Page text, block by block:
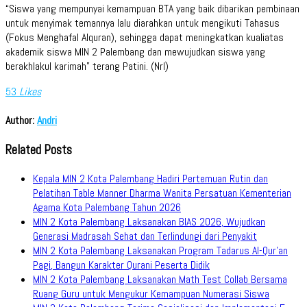
“Siswa yang mempunyai kemampuan BTA yang baik dibarikan pembinaan
untuk menyimak temannya lalu diarahkan untuk mengikuti Tahasus
(Fokus Menghafal Alquran), sehingga dapat meningkatkan kualiatas
akademik siswa MIN 2 Palembang dan mewujudkan siswa yang
berakhlakul karimah” terang Patini. (Nrl)
53 Likes
Author:Andri
Related Posts
Kepala MIN 2 Kota Palembang Hadiri Pertemuan Rutin dan
Pelatihan Table Manner Dharma Wanita Persatuan Kementerian
Agama Kota Palembang Tahun 2026
MIN 2 Kota Palembang Laksanakan BIAS 2026, Wujudkan
Generasi Madrasah Sehat dan Terlindungi dari Penyakit
MIN 2 Kota Palembang Laksanakan Program Tadarus Al-Qur’an
Pagi, Bangun Karakter Qurani Peserta Didik
MIN 2 Kota Palembang Laksanakan Math Test Collab Bersama
Ruang Guru untuk Mengukur Kemampuan Numerasi Siswa